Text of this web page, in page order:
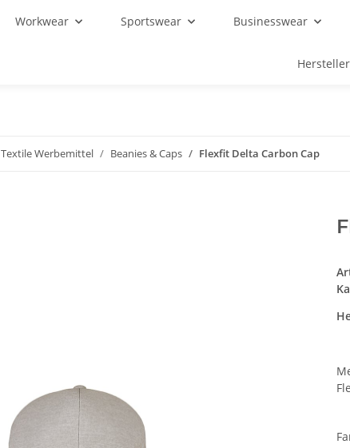
Workwear Sportswear Businesswear
Hersteller
Textile Werbemittel Beanies & Caps Flexfit Delta Carbon Cap